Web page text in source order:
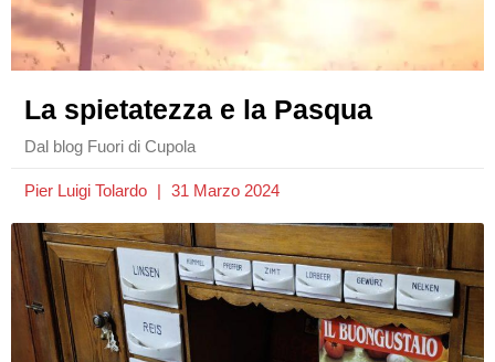
La spietatezza e la Pasqua
Dal blog Fuori di Cupola
Pier Luigi Tolardo 31 Marzo 2024